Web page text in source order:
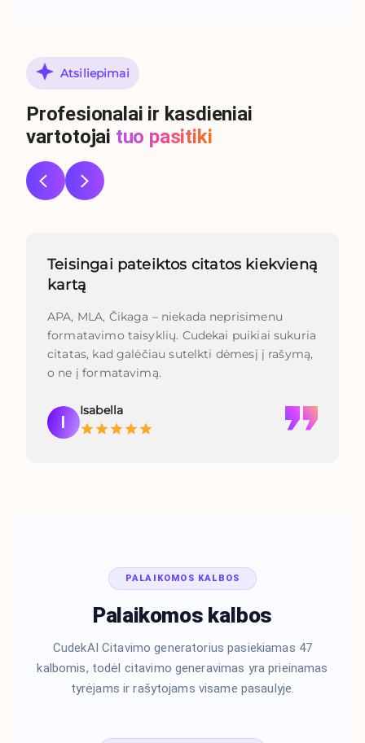
Atsiliepimai
Profesionalai ir kasdieniai
vartotojai tuo pasitiki
Teisingai pateiktos citatos kiekvieną
kartą
APA, MLA, Čikaga – niekada neprisimenu
formatavimo taisyklių. Cudekai puikiai sukuria
citatas, kad galėčiau sutelkti dėmesį į rašymą,
o ne į formatavimą.
I
Isabella
PALAIKOMOS KALBOS
Palaikomos kalbos
CudekAI Citavimo generatorius pasiekiamas 47
kalbomis, todėl citavimo generavimas yra prieinamas
tyrėjams ir rašytojams visame pasaulyje.